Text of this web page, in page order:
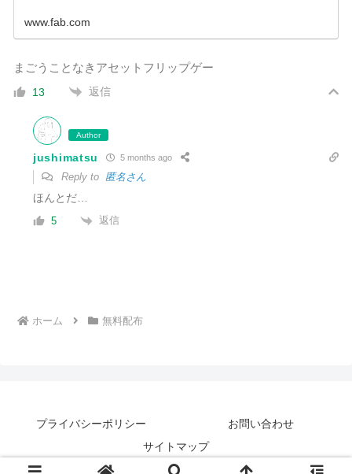
www.fab.com
まごうことなきアセットフリップゲー
13 返信
Author
jushimatsu 5 months ago
Reply to 匿名さん
ほんとだ…
5 返信
ホーム 無料配布
プライバシーポリシー
お問い合わせ
サイトマップ